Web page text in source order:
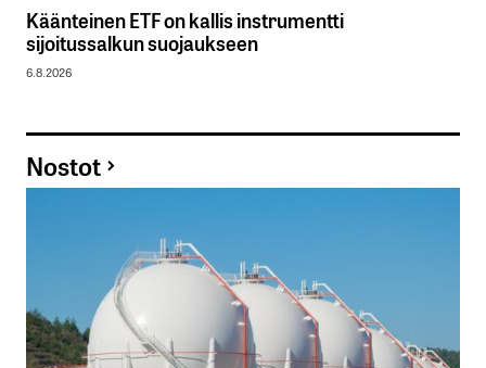
Käänteinen ETF on kallis instrumentti
sijoitussalkun suojaukseen
6.8.2026
Nostot